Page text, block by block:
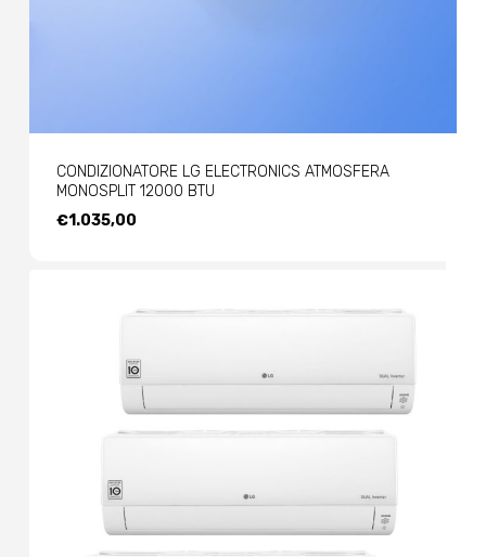
CONDIZIONATORE LG ELECTRONICS ATMOSFERA
MONOSPLIT 12000 BTU
€1.035,00